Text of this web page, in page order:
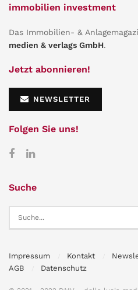
immobilien investment
Das Immobilien- &
medien & verlags GmbH.
Jetzt abonnieren!
NEWSLETTER
Folgen Sie uns!
Suche
Impressum Kontakt
AGB
Datenschutz